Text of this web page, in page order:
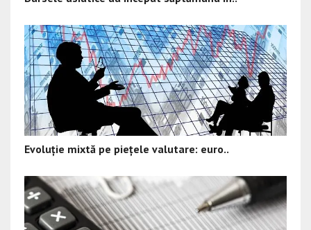
Evoluție mixtă pe piețele valutare: euro..